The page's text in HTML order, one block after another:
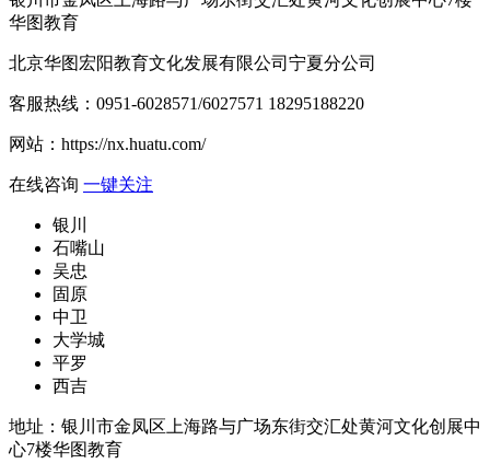
华图教育
北京华图宏阳教育文化发展有限公司宁夏分公司
客服热线： 0951-6028571/6027571 18295188220
网站： https://nx.huatu.com/
在线咨询 一键关注
银川
石嘴山
吴忠
固原
中卫
大学城
平罗
西吉
地址：银川市金凤区上海路与广场东街交汇处黄河文化创展中
心7楼华图教育